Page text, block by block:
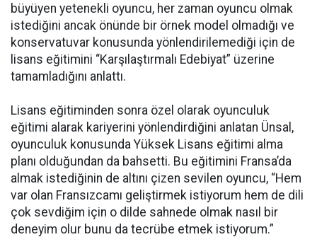
büyüyen yetenekli oyuncu, her zaman oyuncu olmak
istediğini ancak önünde bir örnek model olmadığı ve
konservatuvar konusunda yönlendirilemediği için de
lisans eğitimini “Karşılaştırmalı Edebiyat” üzerine
tamamladığını anlattı.
Lisans eğitiminden sonra özel olarak oyunculuk
eğitimi alarak kariyerini yönlendirdiğini anlatan Ünsal,
oyunculuk konusunda Yüksek Lisans eğitimi alma
planı olduğundan da bahsetti. Bu eğitimini Fransa’da
almak istediğinin de altını çizen sevilen oyuncu, “Hem
var olan Fransızcamı geliştirmek istiyorum hem de dili
çok sevdiğim için o dilde sahnede olmak nasıl bir
deneyim olur bunu da tecrübe etmek istiyorum.”